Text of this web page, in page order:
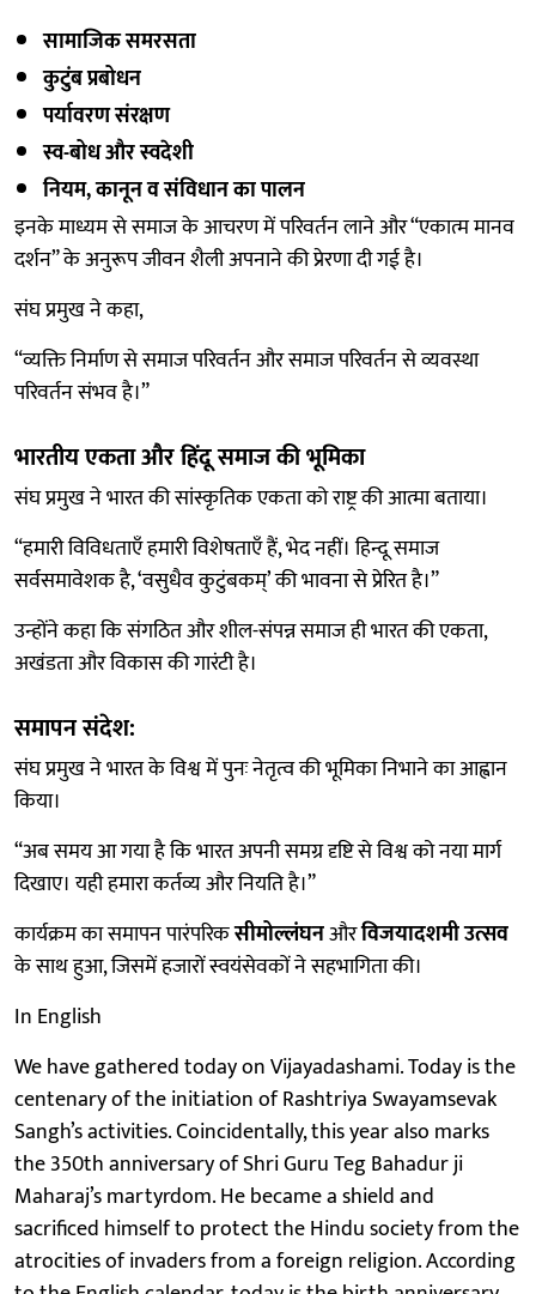
सामाजिक समरसता
कुटुंब प्रबोधन
पर्यावरण संरक्षण
स्व-बोध और स्वदेशी
नियम, कानून व संविधान का पालन
इनके माध्यम से समाज के आचरण में परिवर्तन लाने और “एकात्म मानव
दर्शन” के अनुरूप जीवन शैली अपनाने की प्रेरणा दी गई है।
संघ प्रमुख ने कहा,
“व्यक्ति निर्माण से समाज परिवर्तन और समाज परिवर्तन से व्यवस्था
परिवर्तन संभव है।”
भारतीय एकता और हिंदू समाज की भूमिका
संघ प्रमुख ने भारत की सांस्कृतिक एकता को राष्ट्र की आत्मा बताया।
“हमारी विविधताएँ हमारी विशेषताएँ हैं, भेद नहीं। हिन्दू समाज
सर्वसमावेशक है, ‘वसुधैव कुटुंबकम्’ की भावना से प्रेरित है।”
उन्होंने कहा कि संगठित और शील-संपन्न समाज ही भारत की एकता,
अखंडता और विकास की गारंटी है।
समापन संदेश:
संघ प्रमुख ने भारत के विश्व में पुनः नेतृत्व की भूमिका निभाने का आह्वान
किया।
“अब समय आ गया है कि भारत अपनी समग्र दृष्टि से विश्व को नया मार्ग
दिखाए। यही हमारा कर्तव्य और नियति है।”
कार्यक्रम का समापन पारंपरिकसीमोल्लंघनऔरविजयादशमी उत्सव
के साथ हुआ, जिसमें हजारों स्वयंसेवकों ने सहभागिता की।
In English
We have gathered today on Vijayadashami. Today is the
centenary of the initiation of Rashtriya Swayamsevak
Sangh’s activities. Coincidentally, this year also marks
the 350th anniversary of Shri Guru Teg Bahadur ji
Maharaj’s martyrdom. He became a shield and
sacrificed himself to protect the Hindu society from the
atrocities of invaders from a foreign religion. According